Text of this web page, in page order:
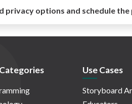
privacy options and schedule the
Use Cases
Storyboard